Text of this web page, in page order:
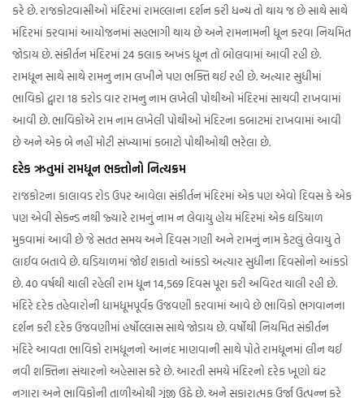
કરે છે. રાજકોટવાસીઓ મંદિરમાં રામલ્લાના દર્શન કરી ધન્ય તો થાય જ છે સાથે સાથે
મંદિરમાં કરવામાં આયોજનમાં સહભાગી થાય છે અને રામનામની ધૂન કરવા નિયમિત
જોડાય છે. સંકીર્તન મંદિરમાં 24 કલાક અખંડ ધૂન તો બોલવામાં આવી રહી છે.
રામધૂન સાથે સાથે રામનુ નામ લખીને પણ ભક્તિ થઈ રહી છે. અત્યાર સુધીમાં
ભાવિકો દ્વારા 18 કરોડ વાર રામનુ નામ લખેલી પોથીઓ મંદિરમાં સાચવી રાખવામાં
આવી છે. ભાવિકોએ રામ નામ લખેલી પોથીઓ મંદિરના કબાટમાં રાખવામાં આવી
છે અને એક બે નહીં મોટી સંખ્યામાં કબાટો પોથીઓથી ભરેલા છે.
દરેક ઋતુમાં રામધૂન ભક્તોનો નિત્યક્રમ
રાજકોટના કાલાવડ રોડ ઉપર આવેલા સંકીર્તન મંદિરમાં એક પણ એવો દિવસ કે એક
પણ એવી સેકન્ડ નથી જ્યારે રામનું નામ ન લેવાયુ હોય મંદિરમાં એક ઘડિયાળ
મુકવામાં આવી છે જે સતત સમય અને દિવસ ગણી અને રામનું નામ કેટલું લેવાયુ તે
લાઈવ બતાવે છે. ઘડિયાળમાં જોઈ શકાતો આંકડો અત્યાર સુધીના દિવસોનો આંકડો
છે. 40 વર્ષથી ચાલી રહેલી રામ ધૂન 14,569 દિવસ પૂરા કરી અવિરત ચાલી રહી છે.
મંદિરે દરેક તહેવારોની ધામધૂમપૂર્વક ઉજવણી કરવામાં આવે છે ભાવિકો ભગવાનના
દર્શન કરી દરેક ઉજવણીમાં હર્ષોલ્લાસ સાથે જોડાય છે. વર્ષોથી નિયમિત સંકીર્તન
મંદિરે આવતા ભાવિકો રામધૂનનો આનંદ માણવાની સાથે પોતે રામધૂનમાં લીન થઈ
નવી શક્તિના સંચારનો અહેસાસ કરે છે. આરતી સમયે મંદિરનો દરેક ખૂણો ઘંટ
નગારા અને ભાવિકોની તાળીઓથી ગુંજી ઉઠે છે. અને સકારાત્મક ઉર્જા ઉત્પન્ન કરે